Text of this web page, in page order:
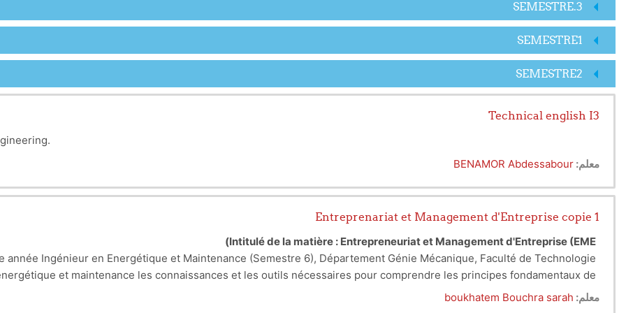
SEMESTRE.3
SEMESTRE1
SEMESTRE2
Technical english I3
معلم: BENAMOR Abdessabour
Entreprenariat et Management d'Entreprise copie 1
Intitulé de la matière : Entrepreneuriat et Management d'Entreprise (EME)
année Ingénieur en Energétique et Maintenance (Semestre 6), Département Génie Mécanique, Faculté de Technologie.
et maintenance les connaissances et les outils nécessaires pour comprendre les principes fondamentaux de
l'accent sur les spécificités du secteur de l'énergie et de la maintenance industrielle. L'objectif est de développer
opportunités et à gérer des projets et des équipes dans un contexte entrepreneurial ou au sein d'entreprises établies.
معلم: boukhatem Bouchra sarah